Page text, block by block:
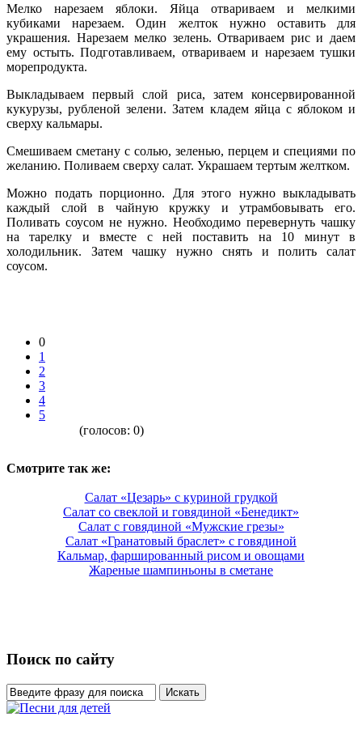
Мелко нарезаем яблоки. Яйца отвариваем и мелкими
кубиками нарезаем. Один желток нужно оставить для
украшения. Нарезаем мелко зелень. Отвариваем рис и даем
ему остыть. Подготавливаем, отвариваем и нарезаем тушки
морепродукта.
Выкладываем первый слой риса, затем консервированной
кукурузы, рубленой зелени. Затем кладем яйца с яблоком и
сверху кальмары.
Смешиваем сметану с солью, зеленью, перцем и специями по
желанию. Поливаем сверху салат. Украшаем тертым желтком.
Можно подать порционно. Для этого нужно выкладывать
каждый слой в чайную кружку и утрамбовывать его.
Поливать соусом не нужно. Необходимо перевернуть чашку
на тарелку и вместе с ней поставить на 10 минут в
холодильник. Затем чашку нужно снять и полить салат
соусом.
0
1
2
3
4
5
(голосов: 0)
Смотрите так же:
Салат «Цезарь» с куриной грудкой
Салат со свеклой и говядиной «Бенедикт»
Салат с говядиной «Мужские грезы»
Салат «Гранатовый браслет» с говядиной
Кальмар, фаршированный рисом и овощами
Жареные шампиньоны в сметане
Поиск по сайту